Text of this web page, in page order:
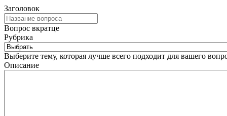
Заголовок
Вопрос вкратце
Рубрика
Выберите тему, которая лучше всего подходит для вашего
Описание